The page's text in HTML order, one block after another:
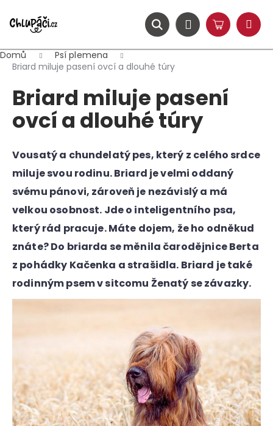
obsah
HledatPřihlášení
Nákupní
košík
Menu
Domů
Psí plemena
Briard miluje pasení ovcí a dlouhé túry
Briard miluje pasení
ovcí a dlouhé túry
Vousatý a chundelatý pes, který z celého srdce
miluje svou rodinu. Briard je velmi oddaný
svému pánovi, zároveň je nezávislý a má
velkou osobnost. Jde o inteligentního psa,
který rád pracuje. Máte dojem, že ho odněkud
znáte? Do briarda se měnila čarodějnice Berta
z pohádky Kačenka a strašidla. Briard je také
rodinným psem v sitcomu Ženatý se závazky.
í
ZPĚT
ZPĚT
C
p
o
t
ř
e
b
u
j
e
t
e
n
a
j
t